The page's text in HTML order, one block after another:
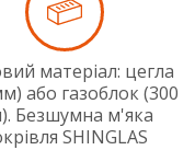
матеріал: цегла
або газоблок (300
Безшумна м'яка
SHINGLAS